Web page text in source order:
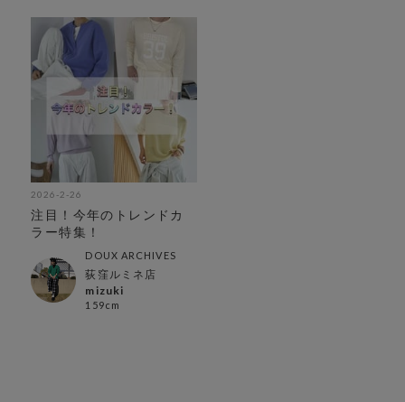
2026-2-26
注目！今年のトレンドカ
ラー特集！
DOUX ARCHIVES
荻窪ルミネ店
mizuki
159cm